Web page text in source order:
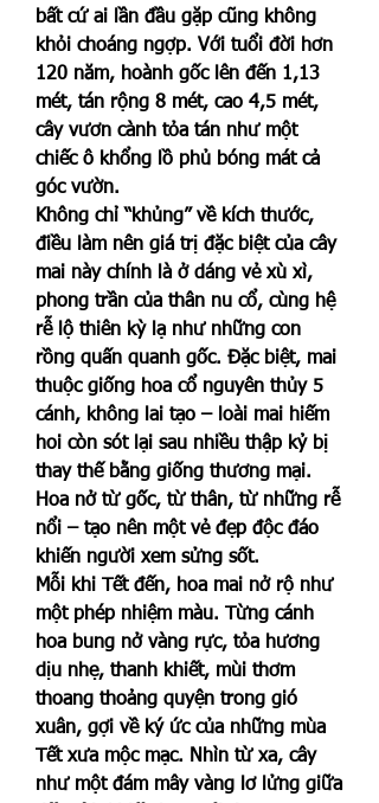
bất cứ ai lần đầu gặp cũng không
khỏi choáng ngợp. Với tuổi đời hơn
120 năm, hoành gốc lên đến 1,13
mét, tán rộng 8 mét, cao 4,5 mét,
cây vươn cành tỏa tán như một
chiếc ô khổng lồ phủ bóng mát cả
góc vườn.
Không chỉ “khủng” về kích thước,
điều làm nên giá trị đặc biệt của cây
mai này chính là ở dáng vẻ xù xì,
phong trần của thân nu cổ, cùng hệ
rễ lộ thiên kỳ lạ như những con
rồng quấn quanh gốc. Đặc biệt, mai
thuộc giống hoa cổ nguyên thủy 5
cánh, không lai tạo – loài mai hiếm
hoi còn sót lại sau nhiều thập kỷ bị
thay thế bằng giống thương mại.
Hoa nở từ gốc, từ thân, từ những rễ
nổi – tạo nên một vẻ đẹp độc đáo
khiến người xem sửng sốt.
Mỗi khi Tết đến, hoa mai nở rộ như
một phép nhiệm màu. Từng cánh
hoa bung nở vàng rực, tỏa hương
dịu nhẹ, thanh khiết, mùi thơm
thoang thoảng quyện trong gió
xuân, gợi về ký ức của những mùa
Tết xưa mộc mạc. Nhìn từ xa, cây
như một đám mây vàng lơ lửng giữa